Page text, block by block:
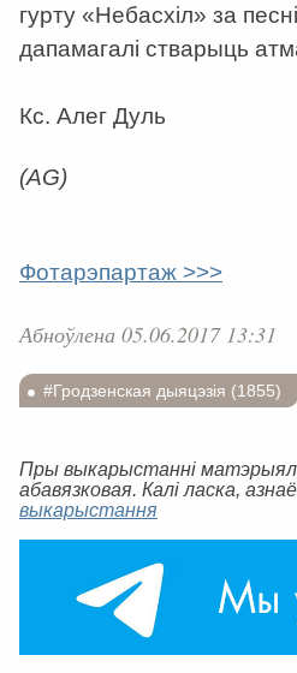
гурту «Небасхiл» за
дапамагалi стварыць
Кс. Алег Дуль
(AG)
Фотарэпартаж >>>
Абноўлена 05.06.2017 13:31
#Гродзенская дыяцэзія (1855)
Пры выкарыстанні
абавязковая. Калі ласка,
выкарыстання